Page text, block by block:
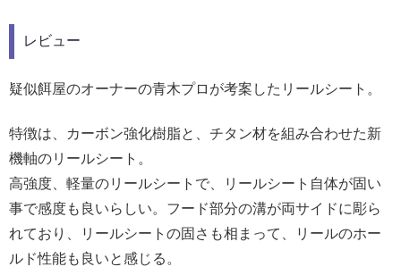
レビュー
疑似餌屋のオーナーの青木プロが考案したリールシート。
特徴は、カーボン強化樹脂と、チタン材を組み合わせた新
機軸のリールシート。
高強度、軽量のリールシートで、リールシート自体が固い
事で感度も良いらしい。フード部分の溝が両サイドに彫ら
れており、リールシートの固さも相まって、リールのホー
ルド性能も良いと感じる。